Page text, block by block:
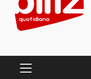
PRIMARY